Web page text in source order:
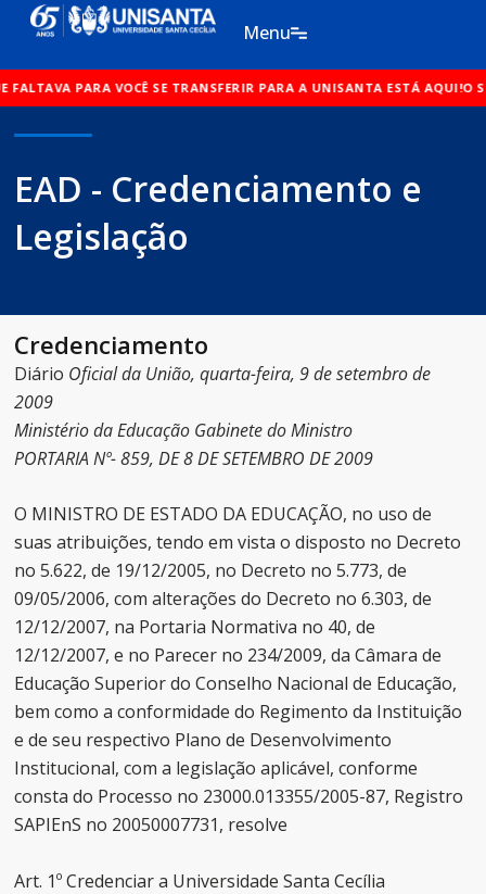
o
conteúdo
Menu
PARA VOCÊ SE TRANSFERIR PARA A UNISANTA ESTÁ AQUI!O SINAL
EAD - Credenciamento e
Legislação
Credenciamento
Diário Oficial da União, quarta-feira, 9 de setembro de
2009
Ministério da Educação Gabinete do Ministro
PORTARIA Nº- 859, DE 8 DE SETEMBRO DE 2009
O MINISTRO DE ESTADO DA EDUCAÇÃO, no uso de
suas atribuições, tendo em vista o disposto no Decreto
no 5.622, de 19/12/2005, no Decreto no 5.773, de
09/05/2006, com alterações do Decreto no 6.303, de
12/12/2007, na Portaria Normativa no 40, de
12/12/2007, e no Parecer no 234/2009, da Câmara de
Educação Superior do Conselho Nacional de Educação,
bem como a conformidade do Regimento da Instituição
e de seu respectivo Plano de Desenvolvimento
Institucional, com a legislação aplicável, conforme
consta do Processo no 23000.013355/2005-87, Registro
SAPIEnS no 20050007731, resolve
Art. 1º Credenciar a Universidade Santa Cecília